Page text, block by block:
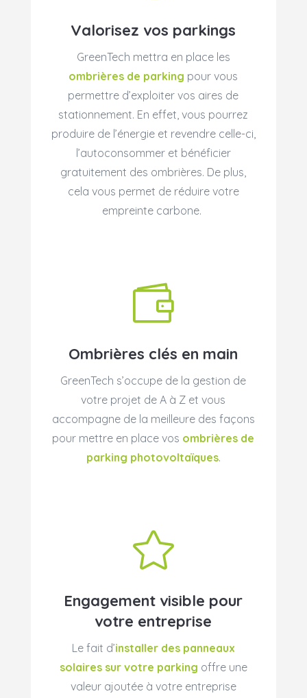
Valorisez vos parkings
GreenTech mettra en place les
ombrières de parking pour vous
permettre d’exploiter vos aires de
stationnement. En effet, vous pourrez
produire de l’énergie et revendre celle-ci,
l’autoconsommer et bénéficier
gratuitement des ombrières. De plus,
cela vous permet de réduire votre
empreinte carbone.

Ombrières clés en main
GreenTech s’occupe de la gestion de
votre projet de A à Z et vous
accompagne de la meilleure des façons
pour mettre en place vos ombrières de
parking photovoltaïques.

Engagement visible pour
votre entreprise
Le fait d’installer des panneaux
solaires sur votre parking offre une
valeur ajoutée à votre entreprise